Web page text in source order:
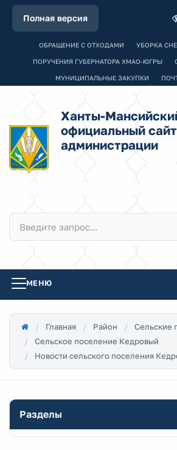
Полная версия
ОБРАЩЕНИЕ С ОТХОДАМИ УБОРКА
ПОРУЧЕНИЯ ГУБЕРНАТОРА ХМАО-ЮГРЫ
МУНИЦИПАЛЬНЫЕ ЗАКУПКИ
Ханты-
официальный сайт
администрации
МЕНЮ
Главная Район
Сельские
Сельское поселение Кедровый
Новости сельского поселения
Разделы